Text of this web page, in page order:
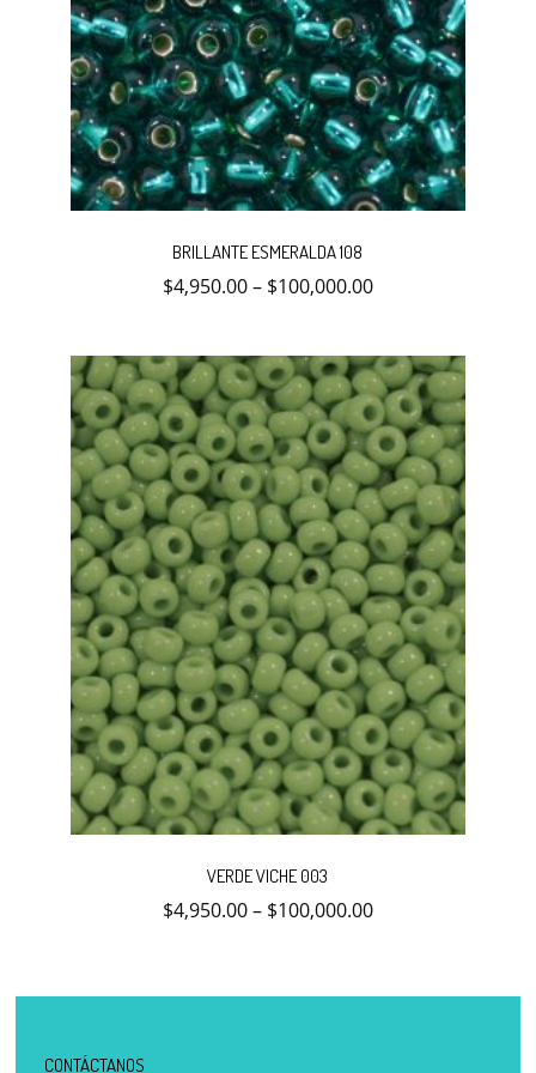
Este
tiene
múltiples
variantes.
se
pueden
elegir
en
la
página
de
producto
BRILLANTE ESMERALDA 108
$4,950.00– $100,000.00
Este
tiene
múltiples
variantes.
pueden
VERDE VICHE 003
$4,950.00– $100,000.00
CONTÁCTANOS